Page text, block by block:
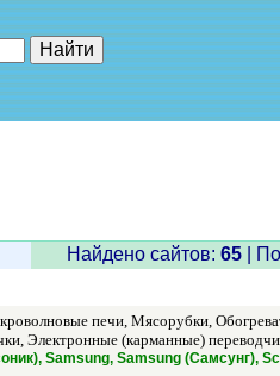
Найдено сайтов: 65|
печи, Мясорубки,
Электронные (карманные)
Samsung, Samsung (Самсунг),